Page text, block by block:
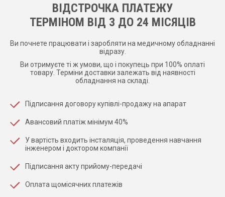
ВІДСТРОЧКА ПЛАТЕЖУ
ТЕРМІНОМ ВІД 3 ДО 24 МІСЯЦІВ
Ви почнете працювати і заробляти на медичному обладнанні
відразу.
Ви отримуєте ті ж умови, що і покупець при 100% оплаті
товару. Терміни доставки залежать від наявності
обладнання на складі.
Підписання договору купівлі-продажу на апарат
Авансовий платіж мінімум 40%
У вартість входить інсталяція, проведення навчання
інженером і доктором компанії
Підписання акту прийому-передачі
Оплата щомісячних платежів